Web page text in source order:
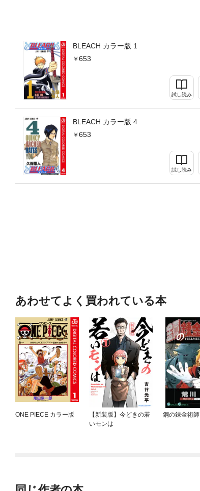
BLEACH カラー版 1
653
試し読み
BLEACH カラー版 4
653
試し読み
あわせてよく買われている本
ONE PIECE カラー版
【新装版】今どきの若
いモンは
鋼の錬金術師